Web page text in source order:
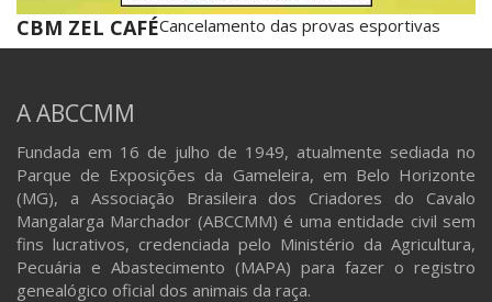
CBM ZEL CAFÉCancelamento das provas esportivas
A ABCCMM
Fundada em 16 de julho de 1949, atualmente sediada no
Parque de Exposições da Gameleira, em Belo Horizonte
(MG), a Associação Brasileira dos Criadores do Cavalo
Mangalarga Marchador (ABCCMM) é uma entidade civil sem
fins lucrativos, credenciada pelo Ministério da Agricultura,
Pecuária e Abastecimento (MAPA) para fazer o registro
genealógico oficial dos animais da raça.